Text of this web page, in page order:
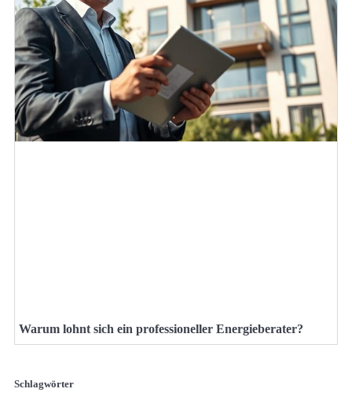
Warum lohnt sich ein professioneller Energieberater?
Schlagwörter